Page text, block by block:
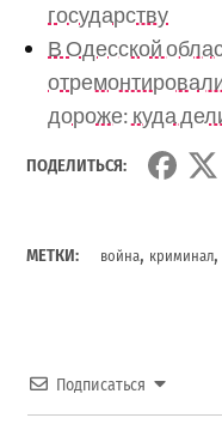
государству
В Одесской
дороже: куда
ПОДЕЛИТЬСЯ:
МЕТКИ: война, криминал,
Подписаться